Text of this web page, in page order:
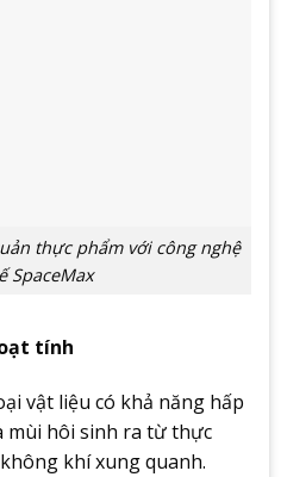
thực phẩm với công nghệ
SpaceMax
tính
vật liệu có khả năng hấp
mùi hôi sinh ra từ thực
khí xung quanh.